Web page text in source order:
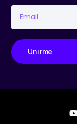
Unirme